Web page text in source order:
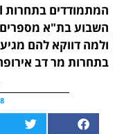
השבוע בת"א
ולמה דווקא להם
בתחרות מר דב